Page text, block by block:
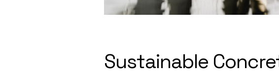
Sustainable